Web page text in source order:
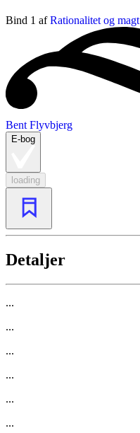
Bind 1 afRationalitet og magt
Bent Flyvbjerg
E-bog
loading
Detaljer
...
...
...
...
...
...